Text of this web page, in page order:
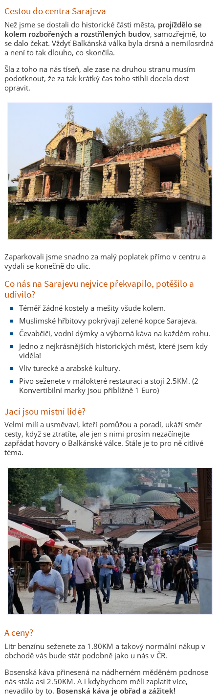
Cestou do centra Sarajeva
Než jsme se dostali do historické části města, projíždělo se
kolem rozbořených a rozstřílených budov, samozřejmě, to
se dalo čekat. Vždyť Balkánská válka byla drsná a nemilosrdná
a není to tak dlouho, co skončila.
Šla z toho na nás tíseň, ale zase na druhou stranu musím
podotknout, že za tak krátký čas toho stihli docela dost
opravit.
Zaparkovali jsme snadno za malý poplatek přímo v centru a
vydali se konečně do ulic.
Co nás na Sarajevu nejvíce překvapilo, potěšilo a
udivilo?
Téměř žádné kostely a mešity všude kolem.
Muslimské hřbitovy pokrývají zelené kopce Sarajeva.
Čevabčiči, vodní dýmky a výborná káva na každém rohu.
Jedno z nejkrásnějších historických měst, které jsem kdy
viděla!
Vliv turecké a arabské kultury.
Pivo seženete v málokteré restauraci a stojí 2.5KM. (2
Konvertibilní marky jsou přibližně 1 Euro)
Jací jsou místní lidé?
Velmi milí a usměvaví, kteří pomůžou a poradí, ukáží směr
cesty, když se ztratíte, ale jen s nimi prosím nezačínejte
zapřádat hovory o Balkánské válce. Stále je to pro ně citlivé
téma.
A ceny?
Litr benzínu seženete za 1.80KM a takový normální nákup v
obchodě vás bude stát podobně jako u nás v ČR.
Bosenská káva přinesená na nádherném měděném podnose
nás stála asi 2.50KM. A i kdybychom měli zaplatit více,
nevadilo by to. Bosenská káva je obřad a zážitek!